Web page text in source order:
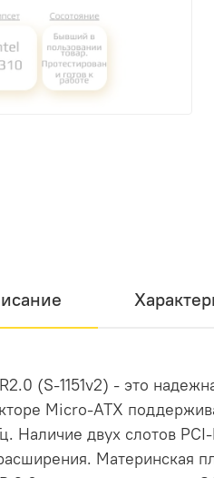
(S-1151v2) - это
Micro-ATX
Наличие двух слотов
Материнская